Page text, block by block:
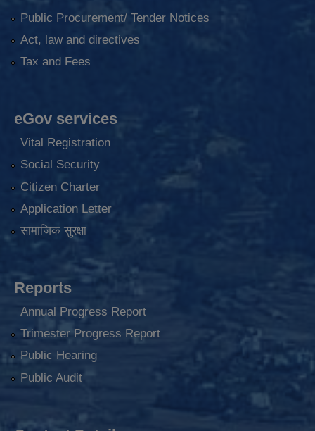
Public Procurement/ Tender Notices
Act, law and directives
Tax and Fees
eGov services
Vital Registration
Social Security
Citizen Charter
Application Letter
सामाजिक सुरक्षा
Reports
Annual Progress Report
Trimester Progress Report
Public Hearing
Public Audit